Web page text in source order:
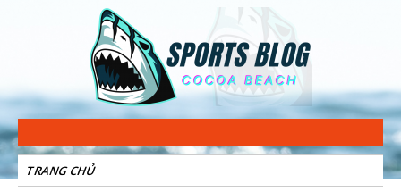
Sports Blog
Cocoa Beach
TRANG CHỦ